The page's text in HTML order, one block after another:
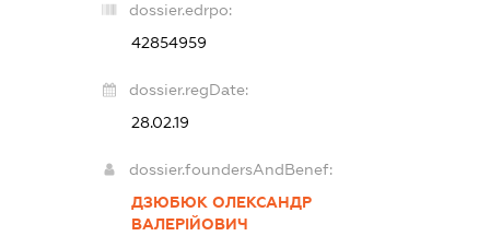
dossier.edrpo:
42854959
dossier.regDate:
28.02.19
dossier.foundersAndBenef:
ДЗЮБЮК ОЛЕКСАНДР
ВАЛЕРІЙОВИЧ